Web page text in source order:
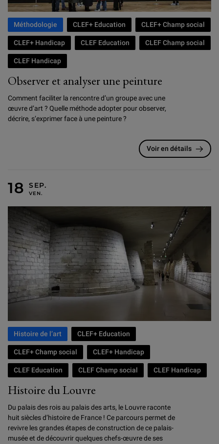
Observer et analyser une peinture
Méthodologie CLEF+ Education CLEF+ Champ social
CLEF+ Handicap CLEF Education CLEF Champ social
CLEF Handicap
Comment faciliter la rencontre d’un groupe avec une
œuvre d’art ? Quelle méthode adopter pour observer,
décrire, s’exprimer face à une peinture ?
Voir en détails
Histoire du Louvre
Histoire de l’art CLEF+ Education
CLEF+ Champ social CLEF+ Handicap
CLEF Education CLEF Champ social CLEF Handicap
Du palais des rois au palais des arts, le Louvre raconte
huit siècles d’histoire de France ! Ce parcours permet de
revivre les grandes étapes de construction de ce palais-
musée et de découvrir quelques chefs-œuvre de ses